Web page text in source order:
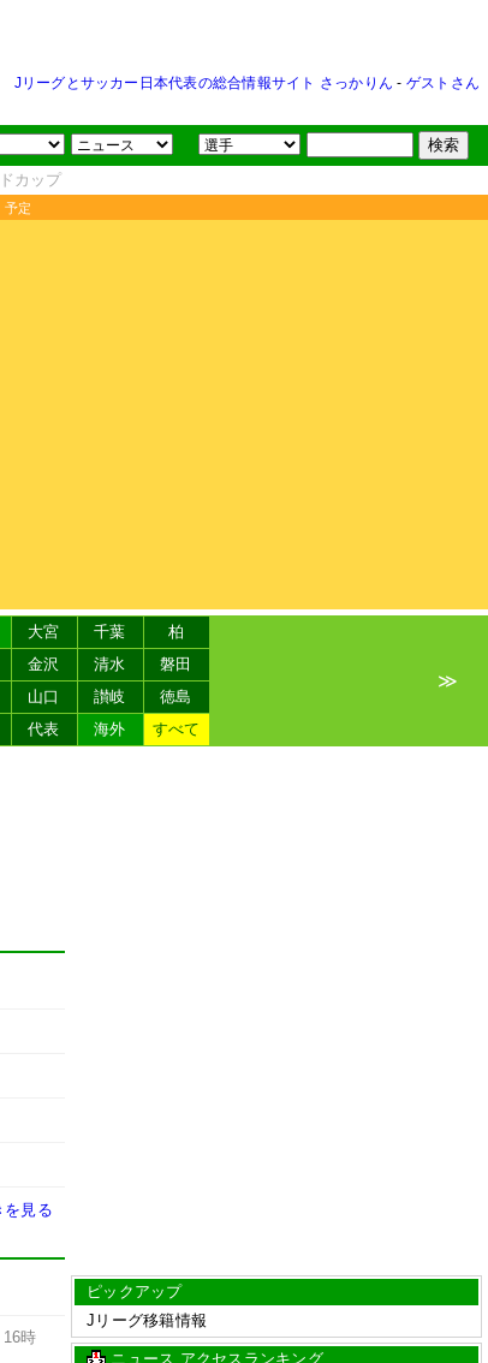
Jリーグとサッカー日本代表の総合情報サイト さっかりん - ゲストさん
カップ
予定
大宮 千葉
柏
金沢 清水
磐田
山口 讃岐
徳島
代表 海外 すべて
≫
を見る
16時
ピックアップ
Jリーグ移籍情報
ニュース アクセスランキング